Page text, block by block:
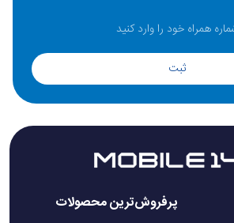
ثبت
پرفروش‌ترین محصولات